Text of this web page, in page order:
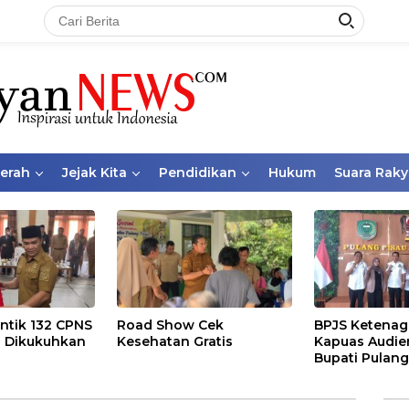
Jejak Kita Pendidikan Hukum Suara
132 CPNS
Dikukuhkan
Road Show Cek
Kesehatan Gratis
BPJS
Kapuas
Bupati